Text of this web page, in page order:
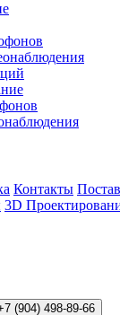
Контакты
3D
(904) 498-89-66